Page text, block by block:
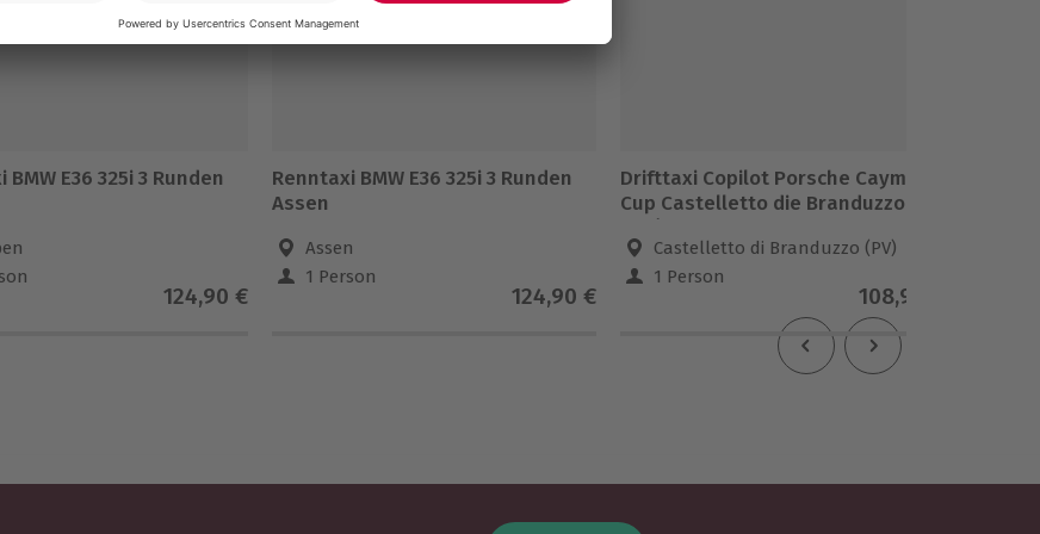
E36 325i 3 Runden
124,90 €
Renntaxi BMW E36 325i 3 Runden
Assen
Assen
1 Person
124,90 €
Drifttaxi Copilot Porsche Cayman
Cup Castelletto die Branduzzo (2
Rdn)
Castelletto di Branduzzo (PV)
1 Person
108,90 €